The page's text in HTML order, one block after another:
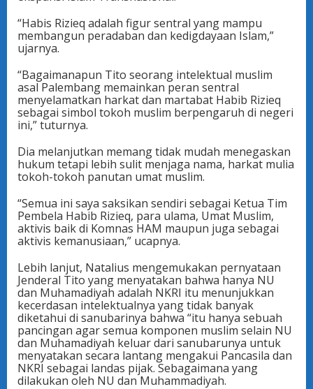
“Habis Rizieq adalah figur sentral yang mampu
membangun peradaban dan kedigdayaan Islam,”
ujarnya.
“Bagaimanapun Tito seorang intelektual muslim
asal Palembang memainkan peran sentral
menyelamatkan harkat dan martabat Habib Rizieq
sebagai simbol tokoh muslim berpengaruh di negeri
ini,” tuturnya.
Dia melanjutkan memang tidak mudah menegaskan
hukum tetapi lebih sulit menjaga nama, harkat mulia
tokoh-tokoh panutan umat muslim.
“Semua ini saya saksikan sendiri sebagai Ketua Tim
Pembela Habib Rizieq, para ulama, Umat Muslim,
aktivis baik di Komnas HAM maupun juga sebagai
aktivis kemanusiaan,” ucapnya.
Lebih lanjut, Natalius mengemukakan pernyataan
Jenderal Tito yang menyatakan bahwa hanya NU
dan Muhamadiyah adalah NKRI itu menunjukkan
kecerdasan intelektualnya yang tidak banyak
diketahui di sanubarinya bahwa “itu hanya sebuah
pancingan agar semua komponen muslim selain NU
dan Muhamadiyah keluar dari sanubarunya untuk
menyatakan secara lantang mengakui Pancasila dan
NKRI sebagai landas pijak. Sebagaimana yang
dilakukan oleh NU dan Muhammadiyah.